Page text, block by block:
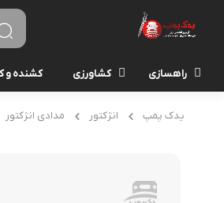
راهسازی کشاورزی کشنده و
یدک پمپ انژکتور مدادی انژکتور